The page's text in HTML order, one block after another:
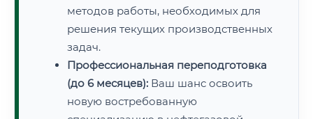
методов работы, необходимых для
решения текущих производственных
задач.
Профессиональная переподготовка
(до 6 месяцев): Ваш шанс освоить
новую востребованную